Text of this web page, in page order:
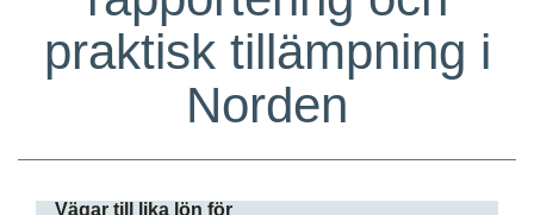
English
Skandinaviska
Suomi
praktisk tillämpning i
Norden
Vägar till lika lön för